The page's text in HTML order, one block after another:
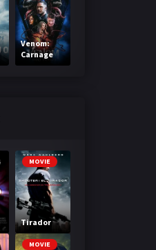
Venom:
Carnage
Liberado
MOVIE
Tirador
MOVIE